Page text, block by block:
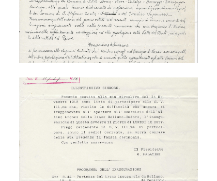
Ferrovia - inaugurazione